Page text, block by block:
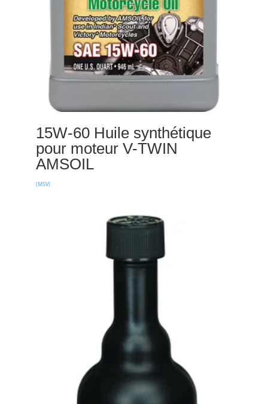
15W-60 Huile synthétique
pour moteur V-TWIN
AMSOIL
(MSV)